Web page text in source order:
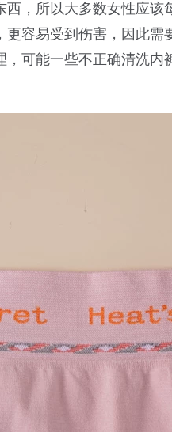
，所以大多数女性应该
容易受到伤害，因此
可能一些不正确清洗内